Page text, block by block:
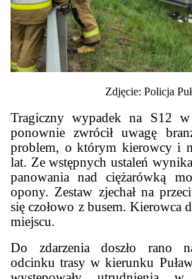
Zdjęcie: Policja
Tragiczny wypadek na S12 w
ponownie zwrócił uwagę
problem, o którym kierowcy i
lat. Ze wstępnych ustaleń
panowania nad ciężarówką
opony. Zestaw zjechał na
się czołowo z busem. Kierowca
miejscu.
Do zdarzenia doszło rano
odcinku trasy w kierunku